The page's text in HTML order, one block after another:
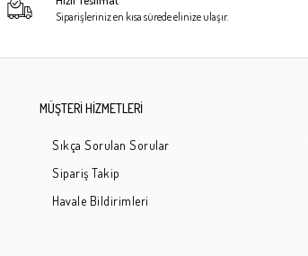
Siparişleriniz en kısa sürede elinize ulaşır.
MÜŞTERİ HİZMETLERİ
Sıkça Sorulan Sorular
Sipariş Takip
Havale Bildirimleri